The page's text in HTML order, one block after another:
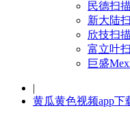
民德扫
新大陆
欣技扫
富立叶
巨盛
|
黄瓜黄色视频app下